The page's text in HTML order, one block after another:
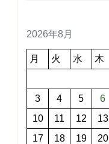
2026年8月
月 火 水 木
3
4 5 6
10
11 12 13
17
18 19 20